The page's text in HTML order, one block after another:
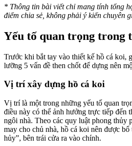
* Thông tin bài viết chỉ mang tính tổng
điểm chia sẻ, không phải ý kiến chuyên
Yếu tố quan trọng trong
Trước khi bắt tay vào thiết kế hồ cá koi,
lưỡng 5 vấn đề then chốt để dựng nên
Vị trí xây dựng hồ cá koi
Vị trí là một trong những yếu tố quan
điều này có thể ảnh hưởng trực tiếp đến
ngôi nhà. Theo các quy luật phong thủy
may cho chủ nhà, hồ cá koi nên được
hủy”, bên trái cửa ra vào chính.